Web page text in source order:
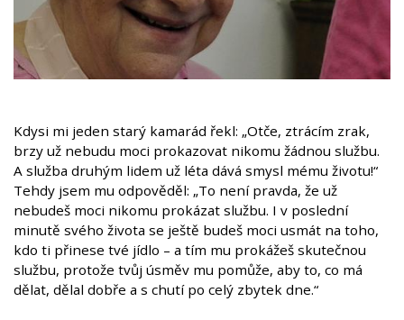
Kdysi mi jeden starý kamarád řekl: „Otče, ztrácím zrak,
brzy už nebudu moci prokazovat nikomu žádnou službu.
A služba druhým lidem už léta dává smysl mému životu!“
Tehdy jsem mu odpověděl: „To není pravda, že už
nebudeš moci nikomu prokázat službu. I v poslední
minutě svého života se ještě budeš moci usmát na toho,
kdo ti přinese tvé jídlo – a tím mu prokážeš skutečnou
službu, protože tvůj úsměv mu pomůže, aby to, co má
dělat, dělal dobře a s chutí po celý zbytek dne.“